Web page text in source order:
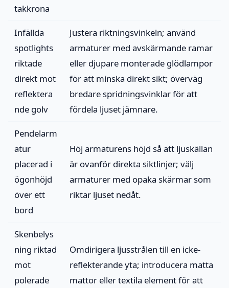
takkrona
Infällda
spotlights
riktade
direkt mot
reflektera
nde golv
Justera riktningsvinkeln; använd
armaturer med avskärmande ramar
eller djupare monterade glödlampor
för att minska direkt sikt; överväg
bredare spridningsvinklar för att
fördela ljuset jämnare.
Pendelarm
atur
placerad i
ögonhöjd
över ett
bord
Höj armaturens höjd så att ljuskällan
är ovanför direkta siktlinjer; välj
armaturer med opaka skärmar som
riktar ljuset nedåt.
Skenbelys
ning riktad
mot
polerade
Omdirigera ljusstrålen till en icke-
reflekterande yta; introducera matta
mattor eller textila element för att